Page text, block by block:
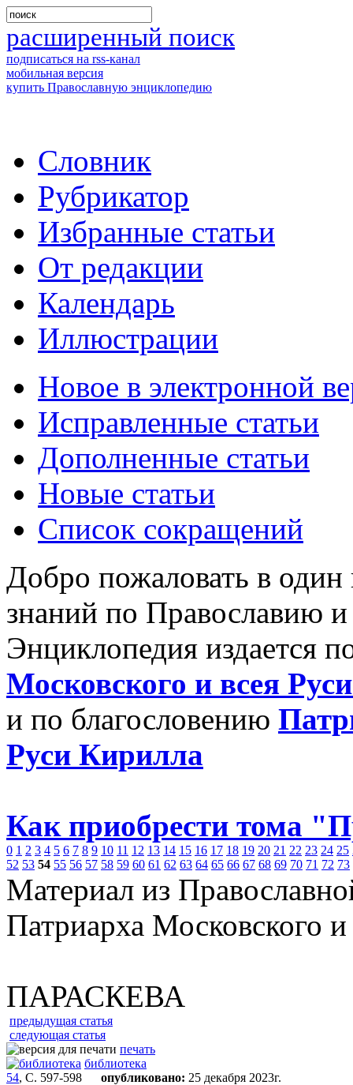
расширенный поиск
подписаться на rss-канал
мобильная версия
купить Православную энциклопедию
Словник
Рубрикатор
Избранные статьи
От редакции
Календарь
Иллюстрации
Новое в электронной
Исправленные статьи
Дополненные статьи
Новые статьи
Список сокращений
Добро пожаловать в
знаний по Православию
Энциклопедия издается
Московского и всея
и по благословению
Руси Кирилла
Как приобрести тома
0 1 2 3 4 5 6 7 8 9 10 11 12 13 14 15 16 17 18 19 20 21 22 23 24 25
52 53 54 55 56 57 58 59 60 61 62 63 64 65 66 67 68 69 70 71 72 73
Материал из
Патриарха Московского
ПАРАСКЕВА
предыдущая статья
следующая статья
печать
библиотека
54, С. 597-598 опубликовано: 25 декабря 2023г.